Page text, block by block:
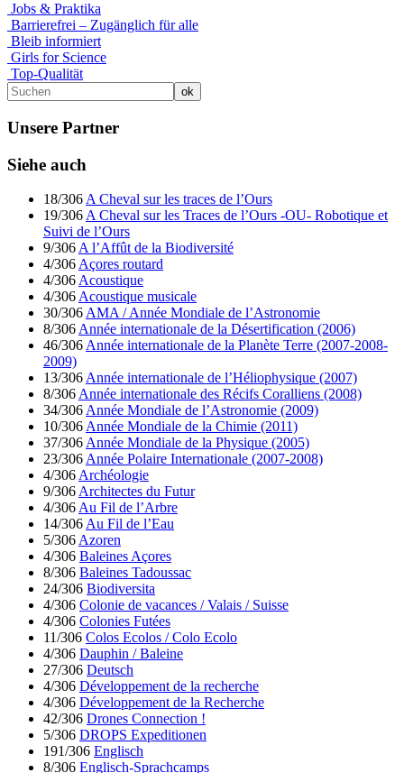
Jobs & Praktika
Barrierefrei – Zugänglich für alle
Bleib informiert
Girls for Science
Top-Qualität
Unsere Partner
Siehe auch
18/306 A Cheval sur les traces de l’Ours
19/306 A Cheval sur les Traces de l’Ours -OU- Robotique et
Suivi de l’Ours
9/306 A l’Affût de la Biodiversité
4/306 Açores routard
4/306 Acoustique
4/306 Acoustique musicale
30/306 AMA / Année Mondiale de l’Astronomie
8/306 Année internationale de la Désertification (2006)
46/306 Année internationale de la Planète Terre (2007-2008-
2009)
13/306 Année internationale de l’Héliophysique (2007)
8/306 Année internationale des Récifs Coralliens (2008)
34/306 Année Mondiale de l’Astronomie (2009)
10/306 Année Mondiale de la Chimie (2011)
37/306 Année Mondiale de la Physique (2005)
23/306 Année Polaire Internationale (2007-2008)
4/306 Archéologie
9/306 Architectes du Futur
4/306 Au Fil de l’Arbre
14/306 Au Fil de l’Eau
5/306 Azoren
4/306 Baleines Açores
8/306 Baleines Tadoussac
24/306 Biodiversita
4/306 Colonie de vacances / Valais / Suisse
4/306 Colonies Futées
11/306 Colos Ecolos / Colo Ecolo
4/306 Dauphin / Baleine
27/306 Deutsch
4/306 Développement de la recherche
4/306 Développement de la Recherche
42/306 Drones Connection !
5/306 DROPS Expeditionen
191/306 Englisch
8/306 Englisch-Sprachcamps